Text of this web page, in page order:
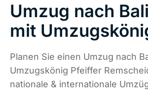
Umzug nach
mit
Planen Sie einen Umzug nach
Umzugskönig Pfeiffer
nationale & internationale